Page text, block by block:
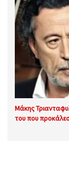
Μάκης
του που